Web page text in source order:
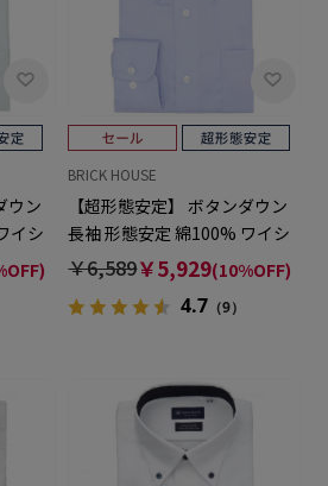
ウン
イシ
BRICK HOUSE
【超形態安定】 ボタンダウン
長袖 形態安定 綿100% ワイシ
ャツ
￥6,589￥5,929(10%OFF)
4.7 （9）